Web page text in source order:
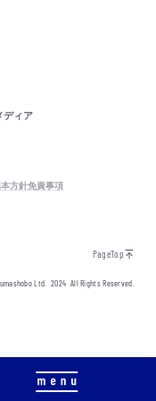
ディア
方針免責事項
PageTop
Ltd.2024 All Rights Reserved.